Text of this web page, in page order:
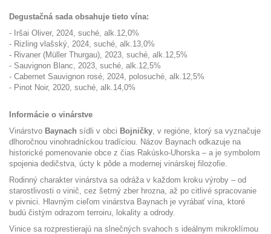
Degustačná sada obsahuje tieto vína:
- Iršai Oliver, 2024, suché, alk.12,0%
- Rizling vlašský, 2024, suché, alk.13,0%
- Rivaner (Müller Thurgau), 2023, suché, alk.12,5%
- Sauvignon Blanc, 2023, suché, alk.12,5%
- Cabernet Sauvignon rosé, 2024, polosuché, alk.12,5%
- Pinot Noir, 2020, suché, alk.14,0%
Informácie o vinárstve
Vinárstvo Baynach sídli v obci Bojničky , v regióne, ktorý sa vyznačuje
dlhoročnou vinohradníckou tradíciou. Názov Baynach odkazuje na
historické pomenovanie obce z čias Rakúsko-Uhorska – a je symbolom
spojenia dedičstva, úcty k pôde a modernej vinárskej filozofie.
Rodinný charakter vinárstva sa odráža v každom kroku výroby – od
starostlivosti o vinič, cez šetrný zber hrozna, až po citlivé spracovanie
v pivnici. Hlavným cieľom vinárstva Baynach je vyrábať vína, ktoré
budú čistým odrazom terroiru, lokality a odrody.
Vinice sa rozprestierajú na slnečných svahoch s ideálnym mikroklímou